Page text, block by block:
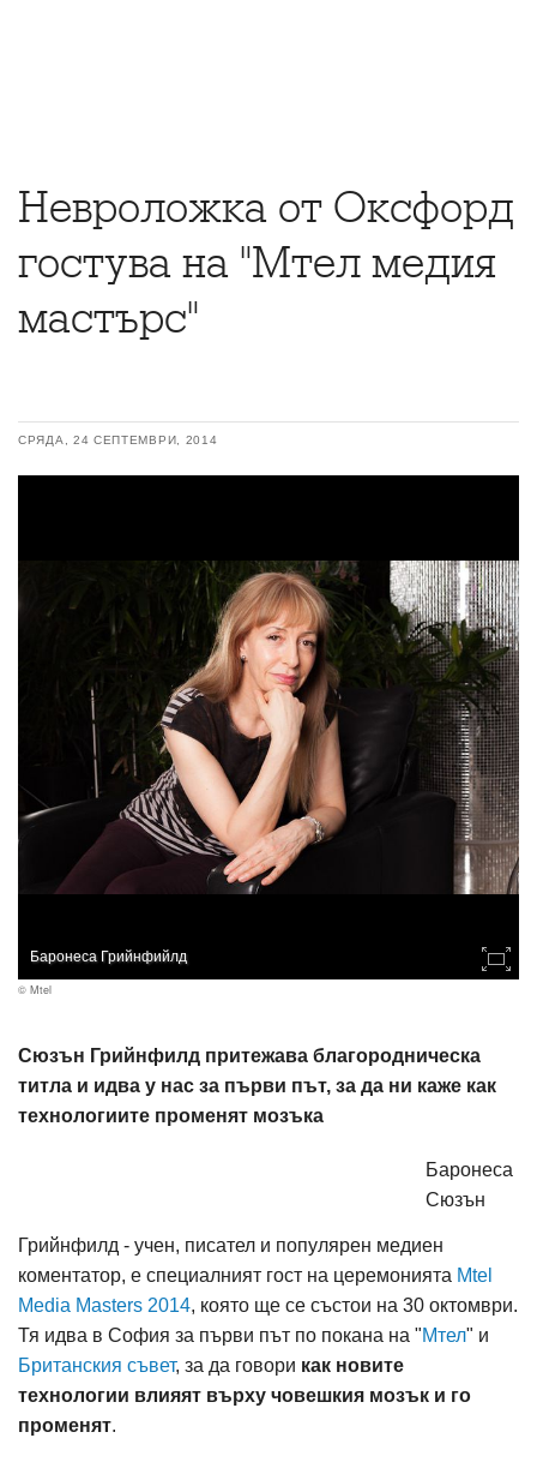
Невроложка от Оксфорд
гостува на "Мтел медия
мастърс"
СРЯДА, 24 СЕПТЕМВРИ, 2014
Баронеса Грийнфийлд
© Mtel
Сюзън Грийнфилд притежава благородническа
титла и идва у нас за първи път, за да ни каже как
технологиите променят мозъка
Баронеса
Сюзън
Грийнфилд - учен, писател и популярен медиен
коментатор, е специалният гост на церемонията Mtel
Media Masters 2014, която ще се състои на 30 октомври.
Тя идва в София за първи път по покана на "Мтел" и
Британския съвет, за да говори как новите
технологии влияят върху човешкия мозък и го
променят.